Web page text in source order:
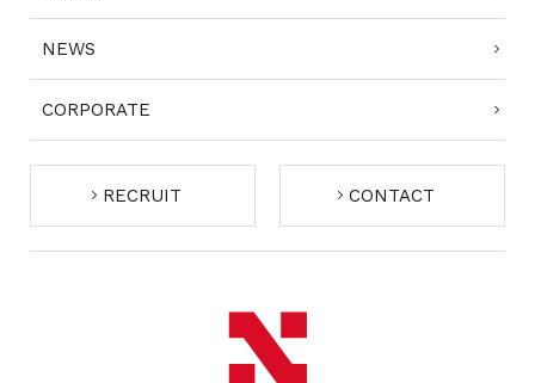
NEWS
CORPORATE
RECRUIT CONTACT